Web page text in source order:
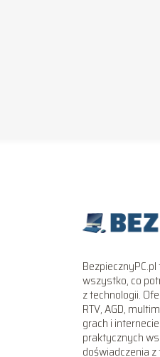
wszystko, co
z technologii.
RTV, AGD,
grach i
praktycznych
doświadczenia